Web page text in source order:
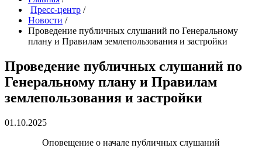
Пресс-центр /
Новости /
Проведение публичных слушаний по Генеральному
плану и Правилам землепользования и застройки
Проведение публичных слушаний по
Генеральному плану и Правилам
землепользования и застройки
01.10.2025
Оповещение о начале публичных слушаний